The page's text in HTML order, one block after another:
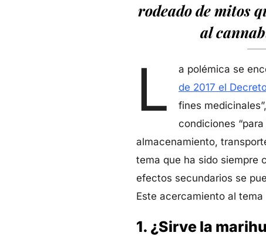
rodeado de mitos
al
L a polémica se
de 2017 el
fines
condiciones
almacenamiento,
tema que ha sido siempre
efectos secundarios se
Este acercamiento al
1. ¿Sirve la